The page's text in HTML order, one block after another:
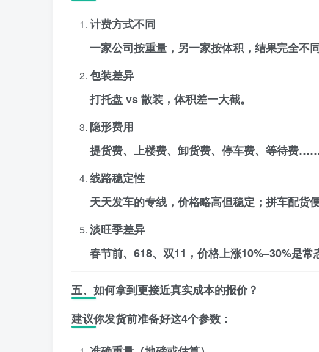
计费方式不同
一家公司按重量，另一家按体积，结果完全不同
包装差异
打托盘 vs 散装，体积差一大截。
隐形费用
提货费、上楼费、卸货费、停车费、等待费
线路稳定性
天天发车的专线，价格略高但稳定；拼车配货
淡旺季差异
春节前、618、双11，价格上涨10%–30%是常
五、如何拿到更接近真实成本的报价？
建议你发货前准备好这4个参数：